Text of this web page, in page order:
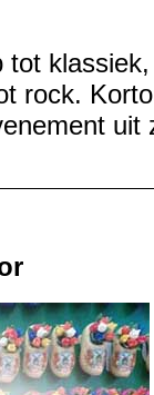
tot
rock.
uit